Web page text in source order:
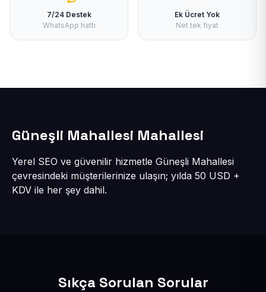
7/24 Destek
WhatsApp hattı
Ek Ücret Yok
Net tek fiyat
Güneşli Mahallesi Mahallesi
Yerel SEO ve güvenilir hizmetle Güneşli Mahallesi
çevresindeki müşterilerinize ulaşın; yılda 50 USD +
KDV ile her şey dahil.
Sıkça Sorulan Sorular